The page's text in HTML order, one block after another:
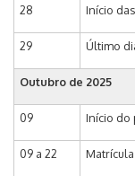
28 Início
29 Último
Outubro de 2025
09 Início do
09 a 22